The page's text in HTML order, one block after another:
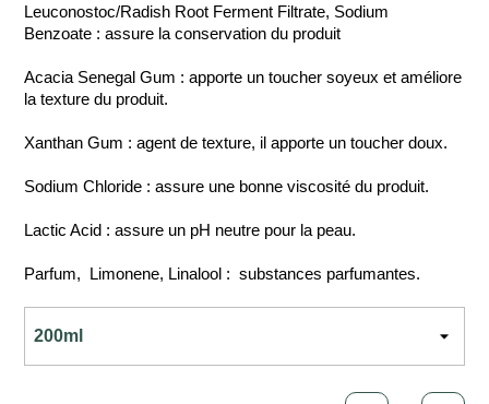
Leuconostoc/Radish Root Ferment Filtrate, Sodium
Benzoate : assure la conservation du produit
Acacia Senegal Gum : apporte un toucher soyeux et améliore
la texture du produit.
Xanthan Gum : agent de texture, il apporte un toucher doux.
Sodium Chloride : assure une bonne viscosité du produit.
Lactic Acid : assure un pH neutre pour la peau.
Parfum, Limonene, Linalool : substances parfumantes.